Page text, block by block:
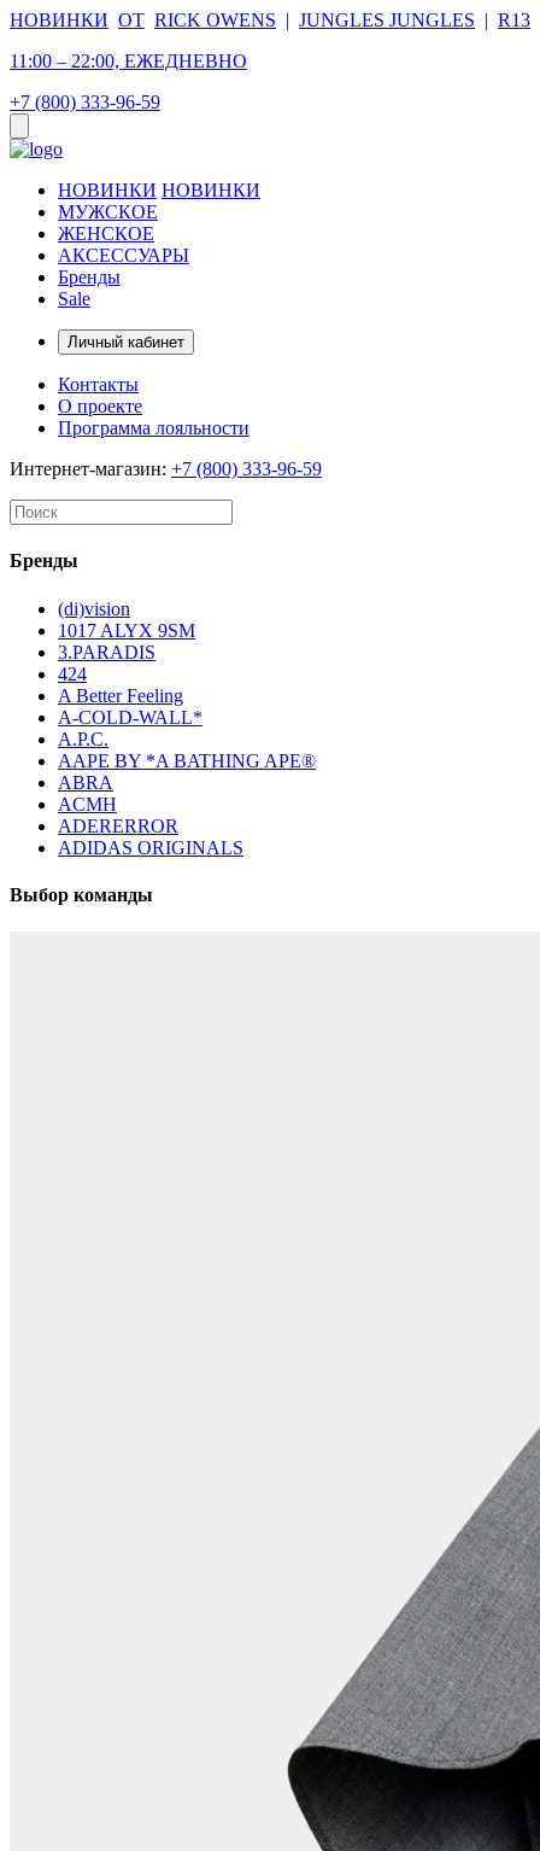
НОВИНКИ ОТ RICK OWENS | JUNGLES JUNGLES | R13
11:00 – 22:00, ЕЖЕДНЕВНО
+7 (800) 333-96-59
НОВИНКИ НОВИНКИ
МУЖСКОЕ
ЖЕНСКОЕ
АКСЕССУАРЫ
Бренды
Sale
Личный кабинет
Контакты
О проекте
Программа лояльности
Интернет-магазин: +7 (800) 333-96-59
Бренды
(di)vision
1017 ALYX 9SM
3.PARADIS
424
A Better Feeling
A-COLD-WALL*
A.P.C.
AAPE BY *A BATHING APE®
ABRA
ACMH
ADERERROR
ADIDAS ORIGINALS
Выбор команды